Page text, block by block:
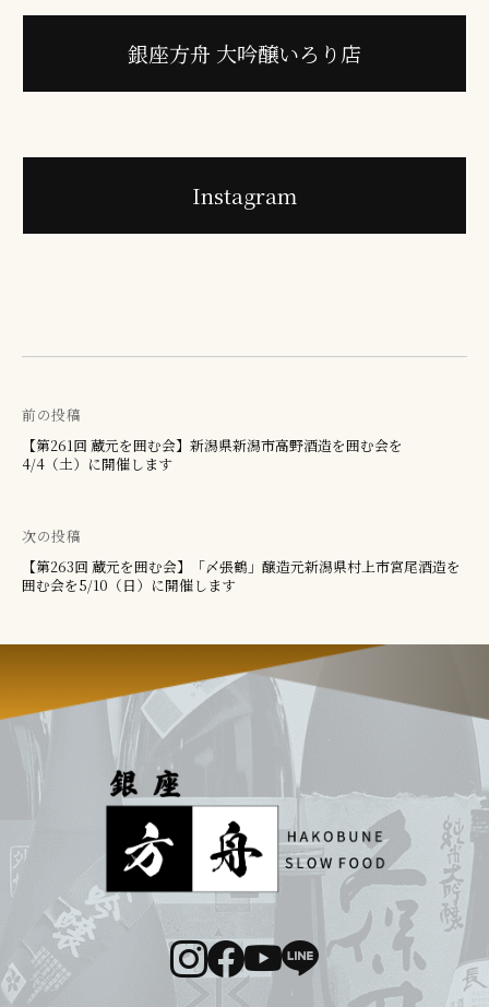
銀座方舟 大吟醸いろり店
Instagram
投
ナ
ビ
ー
シ
ョ
前の投稿
【第261回 蔵元を囲む会】新潟県新潟市高野酒造を囲む会を
4/4（土）に開催します
次の投稿
【第263回 蔵元を囲む会】「〆張鶴」醸造元新潟県村上市宮尾酒造を
囲む会を5/10（日）に開催します